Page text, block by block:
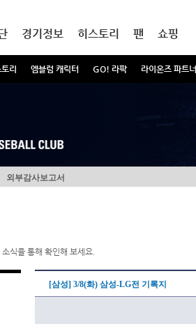
리 엠블럼 캐릭터 GO! 라팍 라이온즈 파트너
경기정보 히스토리 팬 쇼핑
외부감사보고서
식을 통해 확인해 보세요.
[삼성] 3/8(화) 삼성-LG전 기록지